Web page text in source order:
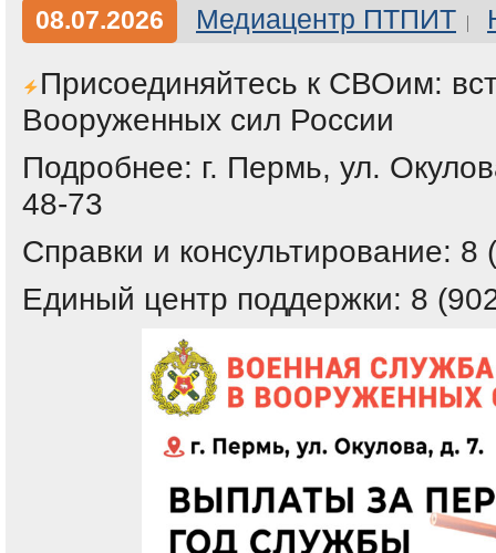
08.07.2026 Медиацентр ПТПИТ
Присоединяйтесь к СВОим:
Вооруженных сил России
Подробнее: г. Пермь, ул.
48-73
Справки и консультирование: 8
Единый центр поддержки: 8